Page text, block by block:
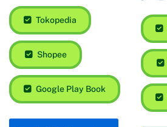
Tokopedia
Shopee
Google Play Book